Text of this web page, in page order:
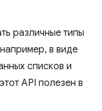
различные типы
в виде
списков и
API полезен в